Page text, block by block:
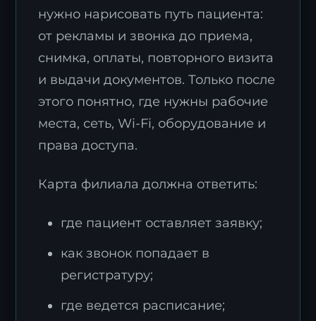
нужно нарисовать путь пациента:
от рекламы и звонка до приема,
снимка, оплаты, повторного визита
и выдачи документов. Только после
этого понятно, где нужны рабочие
места, сеть, Wi-Fi, оборудование и
права доступа.
Карта филиала должна ответить:
где пациент оставляет заявку;
как звонок попадает в
регистратуру;
где ведется расписание;